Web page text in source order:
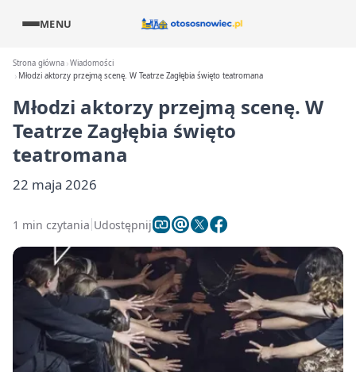
MENU
Strona główna Wiadomości
Młodzi aktorzy przejmą scenę. W Teatrze Zagłębia święto teatromana
Młodzi aktorzy przejmą scenę. W
Teatrze Zagłębia święto
teatromana
22 maja 2026
1 min czytania Udostępnij